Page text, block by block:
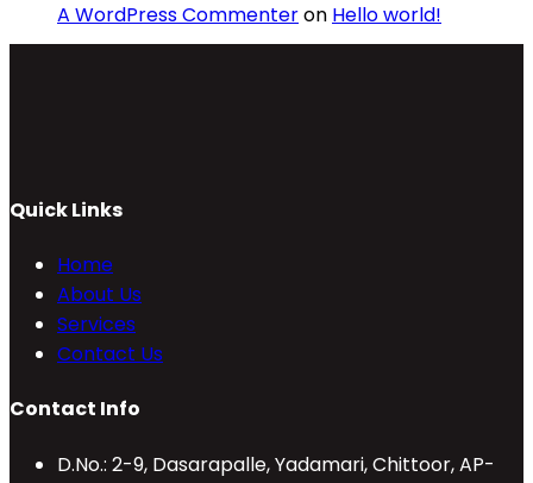
A WordPress Commenteron Hello world!
Quick Links
Home
About Us
Services
Contact Us
Contact Info
D.No.: 2-9, Dasarapalle, Yadamari, Chittoor, AP-